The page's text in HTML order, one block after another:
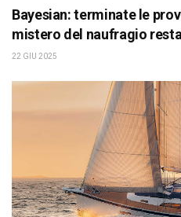
Bayesian: terminate le
mistero del naufragio resta
22 GIU 2025